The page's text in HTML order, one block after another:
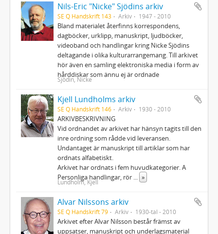
Nils-Eric "Nicke" Sjödins arkiv
SE Q Handskrift 143 Arkiv 1947 - 2010
Bland materialet återfinns korrespondens,
dagböcker, urklipp, manuskript, ljudböcker,
videoband och handlingar kring Nicke Sjödins
deltagande i olika kulturarrangemang. Till arkivet
hör även en samling elektroniska media i form av
hårddiskar som ännu ej är ordnade
Sjödin, Nicke
Kjell Lundholms arkiv
SE Q Handskrift 146 Arkiv 1930 - 2010
ARKIVBESKRIVNING
Vid ordnandet av arkivet har hänsyn tagits till den
inre ordning som rådde vid leveransen.
Undantaget är manuskript till artiklar som har
ordnats alfabetiskt.
Arkivet har ordnats i fem huvudkategorier. A
Personliga handlingar, rör
»
Lundholm, Kjell
Alvar Nilssons arkiv
SE Q Handskrift 79 Arkiv 1930-tal - 2010
Arkivet efter Alvar Nilsson består främst av
uppsatser, manuskript och underlagsmaterial